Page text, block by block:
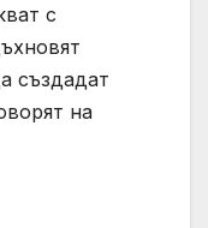
с
създадат
на